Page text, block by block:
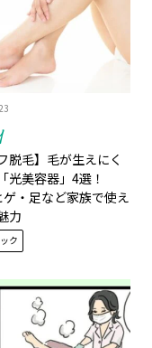
脱毛】毛が生えにく
光美容器」4選！
ゲ・足など家族で使え
力
ク